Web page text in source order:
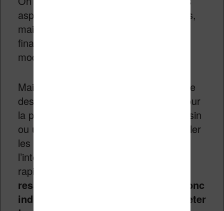
aspects comme l’autonomie ou le poids,
mais ce genre de spécificités varie
finalement peu entre les différents
modèles de liseuses.
Maintenant, il faut aussi voir l’esthétique
des machines et leur prise en main. Pour
la prise en main, rien ne vaut un magasin
ou une boutique. Vous pourrez manipuler
les liseuses et vous faire une idée de
l’interface tactile et si l’affichage est
rapide, etc.
ressenti différent à ce sujet, il est donc
indispensable de tester avant d’acheter